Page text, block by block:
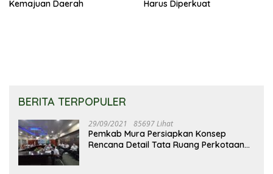
Kemajuan Daerah
Harus Diperkuat
BERITA TERPOPULER
29/09/2021 85697 Lihat
Pemkab Mura Persiapkan Konsep
Rencana Detail Tata Ruang Perkotaan